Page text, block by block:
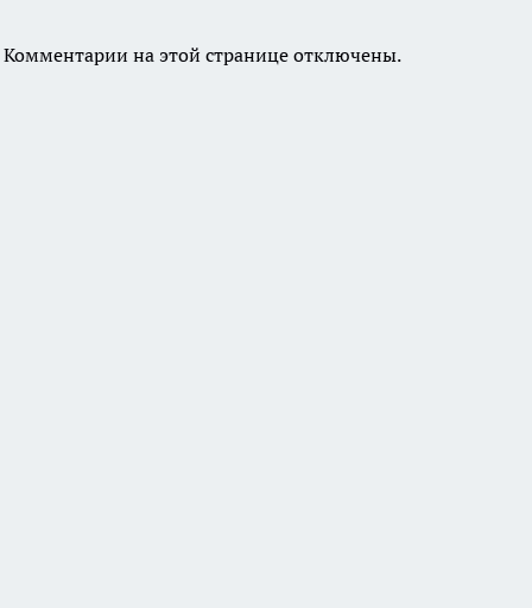
Комментарии на этой странице отключены.